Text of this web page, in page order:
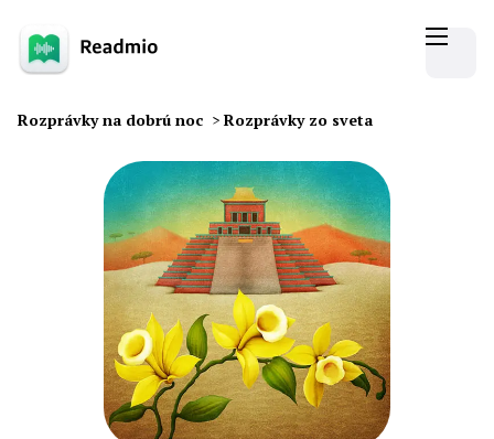
Rozprávky na dobrú noc > Rozprávky zo sveta